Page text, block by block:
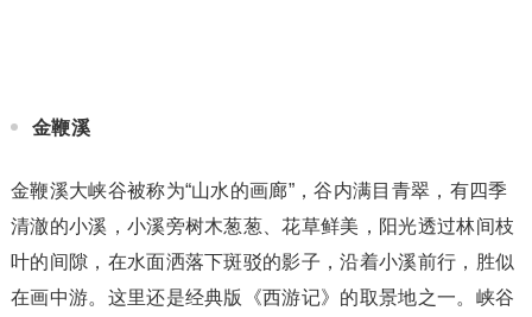
金鞭溪
金鞭溪大峡谷被称为“山水的画廊”，谷内满目青翠，有四季
清澈的小溪，小溪旁树木葱葱、花草鲜美，阳光透过林间枝
叶的间隙，在水面洒落下斑驳的影子，沿着小溪前行，胜似
在画中游。这里还是经典版《西游记》的取景地之一。峡谷